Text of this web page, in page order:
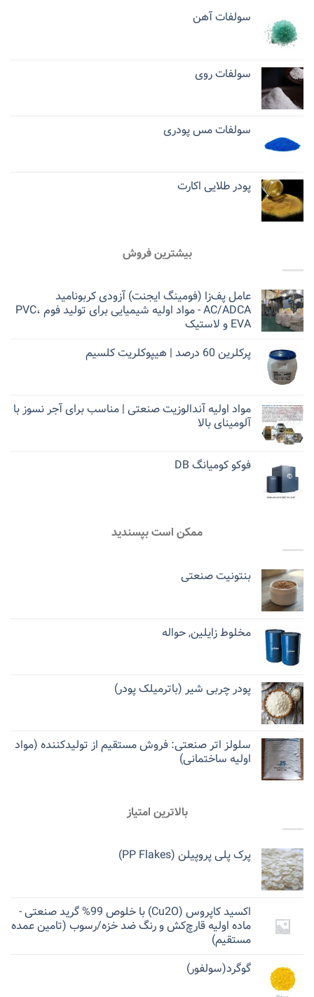
سولفات آهن
سولفات روی
سولفات مس پودری
پودر طلایی اکارت
بیشترین فروش
عامل پف‌زا (فومینگ ایجنت) آزودی کربونامید
AC/ADCA - مواد اولیه شیمیایی برای تولید فوم PVC،
EVA و لاستیک
پرکلرین 60 درصد | هیپوکلریت کلسیم
مواد اولیه آندالوزیت صنعتی | مناسب برای آجر نسوز با
آلومینای بالا
فوکو کومیانگ DB
ممکن است بپسندید
بنتونیت صنعتی
مخلوط زایلین, حواله
پودر چربی شیر (باترمیلک پودر)
سلولز اتر صنعتی: فروش مستقیم از تولیدکننده (مواد
اولیه ساختمانی)
بالاترین امتیاز
پرک پلی پروپیلن (PP Flakes)
اکسید کاپروس (Cu2O) با خلوص 99% گرید صنعتی -
ماده اولیه قارچ‌کش و رنگ ضد خزه/رسوب (تامین عمده
مستقیم)
گوگرد(سولفور)